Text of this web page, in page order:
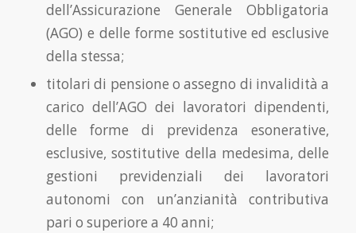
dell’Assicurazione Generale Obbligatoria
(AGO) e delle forme sostitutive ed esclusive
della stessa;
titolari di pensione o assegno di invalidità a
carico dell’AGO dei lavoratori dipendenti,
delle forme di previdenza esonerative,
esclusive, sostitutive della medesima, delle
gestioni previdenziali dei lavoratori
autonomi con un’anzianità contributiva
pari o superiore a 40 anni;